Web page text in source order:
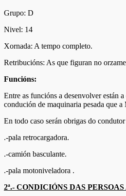
Grupo: D
Nivel: 14
Xornada: A tempo completo.
Retribucións: As que figuran no
Funcións:
Entre as funcións a desenvolver están
condución de maquinaria pesada que
En todo caso serán obrigas do
.-pala retrocargadora.
.-camión basculante.
.-pala motoniveladora .
2ª.- CONDICIÓNS DAS